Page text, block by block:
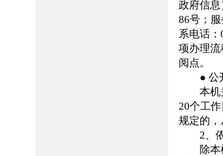
政府信
86号；
系电话
项办理
阅点。
● 公
本机关
20个工
规定的
2、依
除本机